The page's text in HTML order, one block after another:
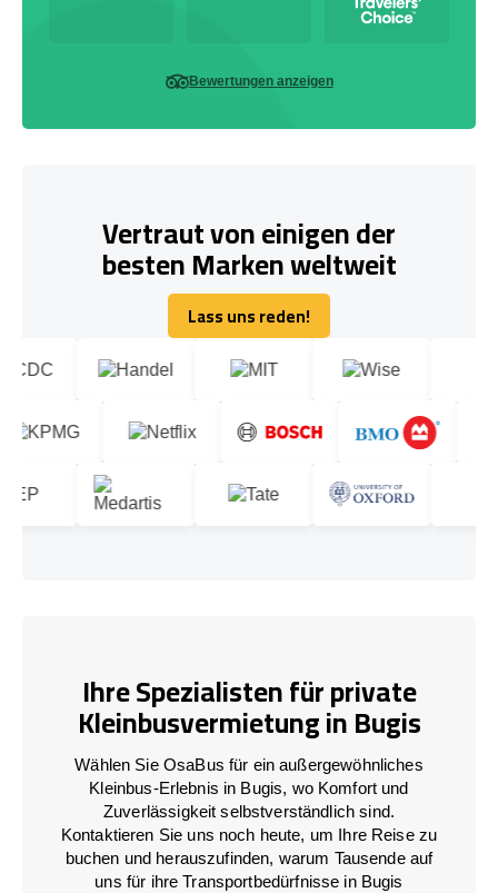
Bewertungen anzeigen
Vertraut von einigen der
besten Marken weltweit
Lass uns reden!
Lass uns reden!
Ihre Spezialisten für private
Kleinbusvermietung in Bugis
Wählen Sie OsaBus für ein außergewöhnliches
Kleinbus-Erlebnis in Bugis, wo Komfort und
Zuverlässigkeit selbstverständlich sind.
Kontaktieren Sie uns noch heute, um Ihre Reise zu
buchen und herauszufinden, warum Tausende auf
uns für ihre Transportbedürfnisse in Bugis